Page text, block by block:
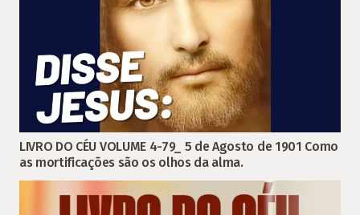
LIVRO DO CÉU VOLUME 4-79_ 5 de Agosto de 1901 Como
as mortificações são os olhos da alma.